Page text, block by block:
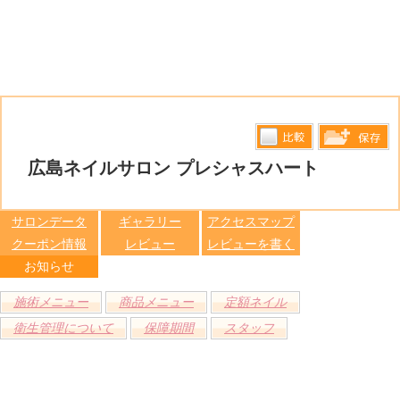
広島ネイルサロン プレシャスハート
比較す
サロンデータ ギャラリー
アクセスマップ
クーポン情報
レビュー
レビューを書く
お知らせ
施術メニュー 商品メニュー
定額ネイル
衛生管理について
保障期間 スタッフ